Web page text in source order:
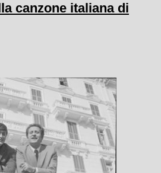
canzone italiana di